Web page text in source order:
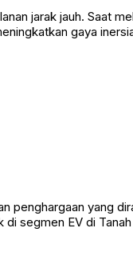
jarak jauh. Saat
gaya
penghargaan yang
segmen EV di